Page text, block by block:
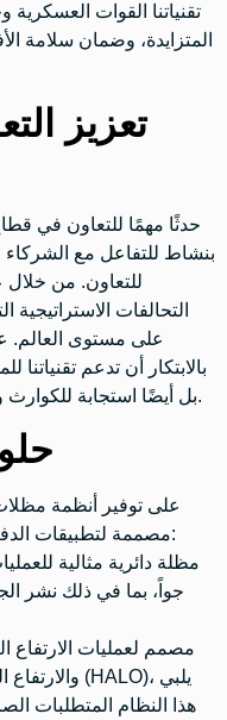
تقنياتنا القوات
المتزايدة، وضمان سلامة
تعزيز
للتعاون. من خلال
التحالفات
على مستوى العالم.
بالابتكار أن تدعم
بل أيضًا استجابة للكوارث والجهود الإنسانية، مما يوسع تأثير حلولنا.
مصممة لتطبيقات الدفاع والعسكرية. تشمل مجموعة منتجاتنا:
جواً، بما في ذلك نشر
هذا النظام المتطلبات